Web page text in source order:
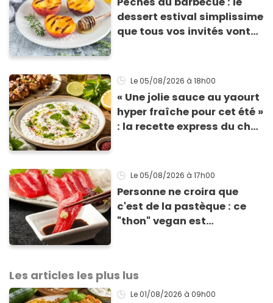
dessert estival simplissime
que tous vos invités vont
Le 05/08/2026 à 18h00
« Une jolie sauce au yaourt
hyper fraîche pour cet été »
: la recette express du chef
grillades
Le 05/08/2026 à 17h00
Personne ne croira que
c'est de la pastèque : ce
"thon" vegan est
Les articles les plus lus
Le 01/08/2026 à 09h00